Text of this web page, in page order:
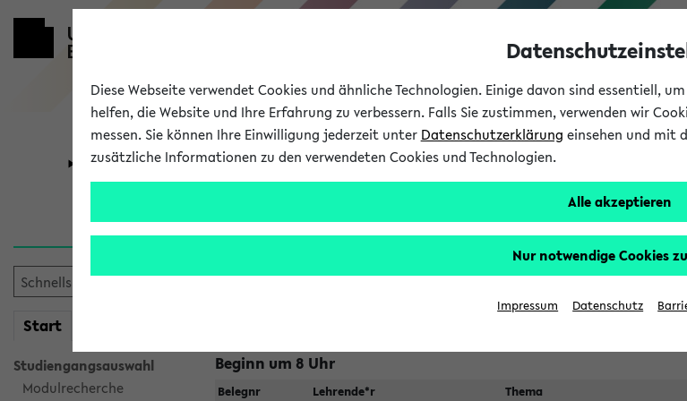
Universität Forschung Studium
Start
Studiengangsauswahl
Modulrecherche
Jetzt und in Kürze
Suche:
Beginn um 8 Uhr
Belegnr Lehrende*r Thema
Diese Webseite verwendet Cookies und ähnliche Technologien. Einige davon sind essentiell,
helfen, die Website und Ihre Erfahrung zu verbessern. Falls Sie zustimmen, verwenden wir
messen. Sie können Ihre Einwilligung jederzeit unter Datenschutzerklärung einsehen und mit
zusätzliche Informationen zu den verwendeten Cookies und Technologien.
Alle akzeptieren
Nur notwendige Cookies
Impressum Datenschutz